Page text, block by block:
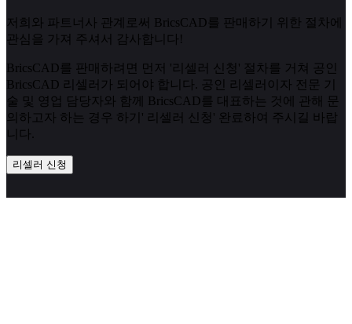
저희와 파트너사 관계로써 BricsCAD를 판매하기 위한 절차에
관심을 가져 주셔서 감사합니다!
BricsCAD를 판매하려면 먼저 '리셀러 신청' 절차를 거쳐 공인
BricsCAD 리셀러가 되어야 합니다. 공인 리셀러이자 전문 기
술 및 영업 담당자와 함께 BricsCAD를 대표하는 것에 관해 문
의하고자 하는 경우 하기' 리셀러 신청' 완료하여 주시길 바랍
니다.
리셀러 신청